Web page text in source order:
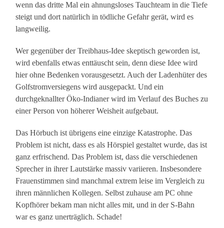
wenn das dritte Mal ein ahnungsloses Tauchteam in die Tiefe
steigt und dort natürlich in tödliche Gefahr gerät, wird es
langweilig.
Wer gegenüber der Treibhaus-Idee skeptisch geworden ist,
wird ebenfalls etwas enttäuscht sein, denn diese Idee wird
hier ohne Bedenken vorausgesetzt. Auch der Ladenhüter des
Golfstromversiegens wird ausgepackt. Und ein
durchgeknallter Öko-Indianer wird im Verlauf des Buches zu
einer Person von höherer Weisheit aufgebaut.
Das Hörbuch ist übrigens eine einzige Katastrophe. Das
Problem ist nicht, dass es als Hörspiel gestaltet wurde, das ist
ganz erfrischend. Das Problem ist, dass die verschiedenen
Sprecher in ihrer Lautstärke massiv variieren. Insbesondere
Frauenstimmen sind manchmal extrem leise im Vergleich zu
ihren männlichen Kollegen. Selbst zuhause am PC ohne
Kopfhörer bekam man nicht alles mit, und in der S-Bahn
war es ganz unerträglich. Schade!